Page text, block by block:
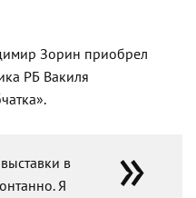
Зорин приобрел
РБ Вакиля
в
Я